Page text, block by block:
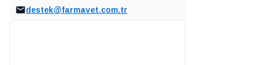
destek@farmavet.com.tr